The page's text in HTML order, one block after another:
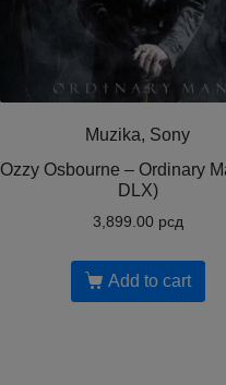
Muzika, Sony
Ozzy Osbourne ‎– Ordinary
DLX)
3,899.00 рсд
Add to cart